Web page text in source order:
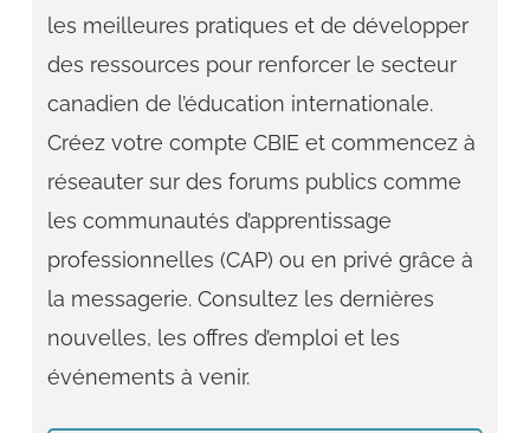
les meilleures pratiques et de développer
des ressources pour renforcer le secteur
canadien de l’éducation internationale.
Créez votre compte CBIE et commencez à
réseauter sur des forums publics comme
les communautés d’apprentissage
professionnelles (CAP) ou en privé grâce à
la messagerie. Consultez les dernières
nouvelles, les offres d’emploi et les
événements à venir.